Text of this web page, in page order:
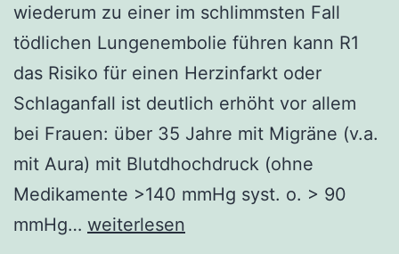
wiederum zu einer im schlimmsten Fall
tödlichen Lungenembolie führen kann R1
das Risiko für einen Herzinfarkt oder
Schlaganfall ist deutlich erhöht vor allem
bei Frauen: über 35 Jahre mit Migräne (v.a.
mit Aura) mit Blutdhochdruck (ohne
Medikamente >140 mmHg syst. o. > 90
mmHg… die
weiterlesen